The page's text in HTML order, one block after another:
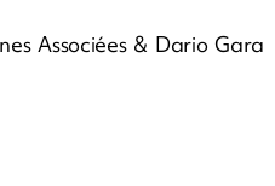
Associées & Dario Gara